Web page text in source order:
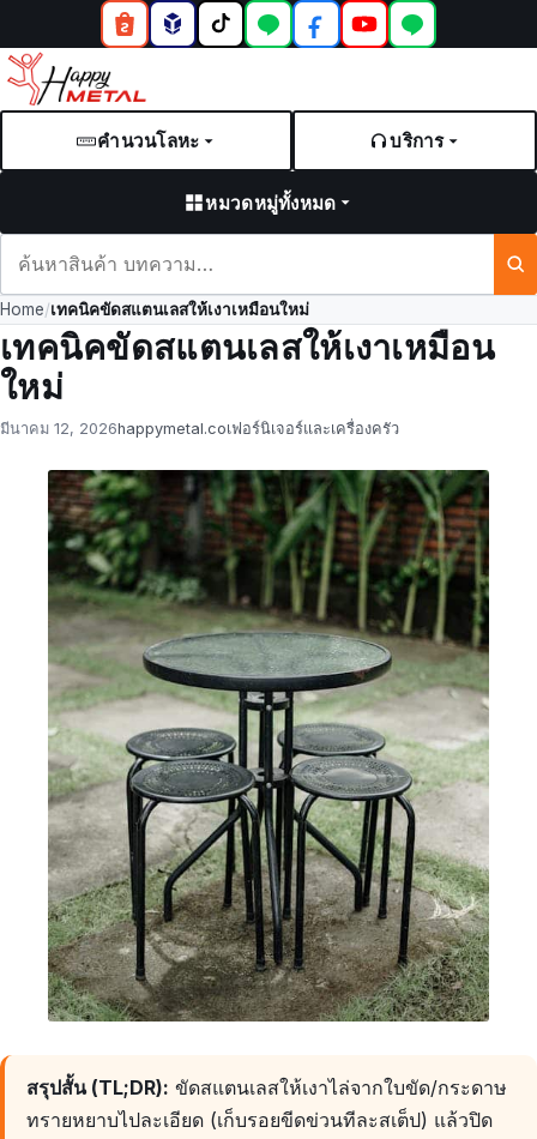
คำนวนโลหะ บริการ
หมวดหมู่ทั้งหมด
และ
บทความ
Home/เทคนิคขัดสแตนเลสให้เงาเหมือนใหม่
เทคนิคขัดสแตนเลสให้เงาเหมือน
ใหม่
Posted
มีนาคม 12, 2026by
happymetal.coin
เฟอร์นิเจอร์และเครื่องครัว
สรุปสั้น (TL;DR): ขัดสแตนเลสให้เงาไล่จากใบขัด/กระดาษ
ทรายหยาบไปละเอียด (เก็บรอยขีดข่วนทีละสเต็ป) แล้วปิด